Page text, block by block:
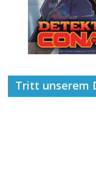
Tritt unserem